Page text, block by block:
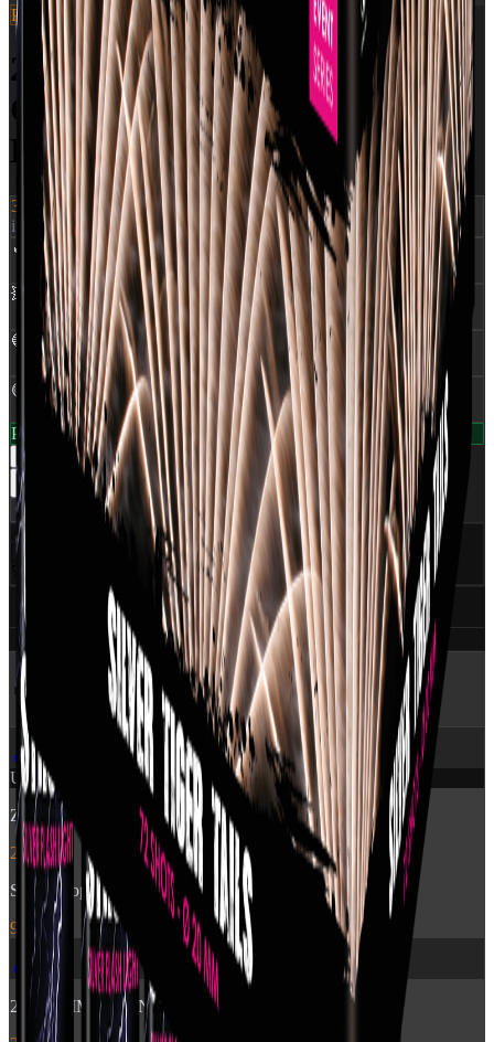
Pyroshow SKU: 2680
2680 - DOUBLE FLOSS
CROWN WITH WHITE
BLINK
399 kr.
inkl. moms
🔥
NEM 0,370 Kg
💥 Skud:25
🔵 Rør Ø:25 mm
🟡 Klasse:1,4G
På lager — klar til levering
−
Læg i kurv
✅ CE Godkendt
EU-certificeret
🇩🇰
Dansk distributørWorld Of Fireworks
🚀
Professionelt udvalg
Specifikationer (6) Ansvarlig part
🔥 Flere produkter fra Pyroshow
🎆
Udsolgt
Zensation: Brocade Crown
249 kr.
Stroboscope 60sec
99 kr.
🎆
2840 - TIME RAIN WILLOW CROSSETTE FAN